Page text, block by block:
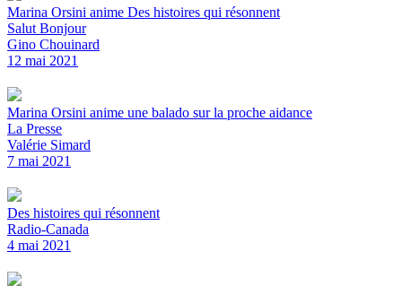
Marina Orsini anime Des histoires qui résonnent
Salut Bonjour
Gino Chouinard
12 mai 2021
Marina Orsini anime une balado sur la proche aidance
La Presse
Valérie Simard
7 mai 2021
Des histoires qui résonnent
Radio-Canada
4 mai 2021